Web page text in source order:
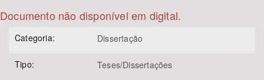
Subtema
Documento não disponível em digital.
Categoria: Dissertação
Tipo: Teses/Dissertações